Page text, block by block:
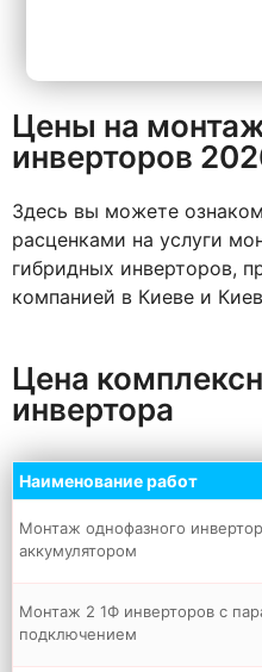
Цены на
инверторов
Здесь вы можете
расценками на услуги
гибридных инверторов,
компанией в Киеве и
Цена
инвертора
Наименование работ
Монтаж однофазного
аккумулятором
Монтаж 2 1Ф инверторов с
подключением